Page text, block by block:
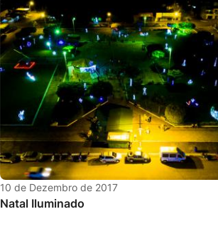
10 de Dezembro de 2017
Natal Iluminado